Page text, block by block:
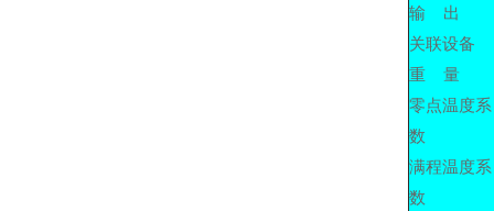
输 出
关联设备
重 量
零点温度系
数
满程温度系
数